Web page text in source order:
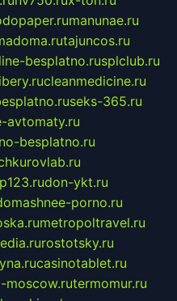
manunae.ru
tajuncos.ru
besplatno.rusplclub.ru
cleanmedicine.ru
seks-365.ru
avtomaty.ru
besplatno.ru
don-ykt.ru
porno.ru
metropoltravel.ru
rostotsky.ru
casinotablet.ru
moscow.rutermomur.ru